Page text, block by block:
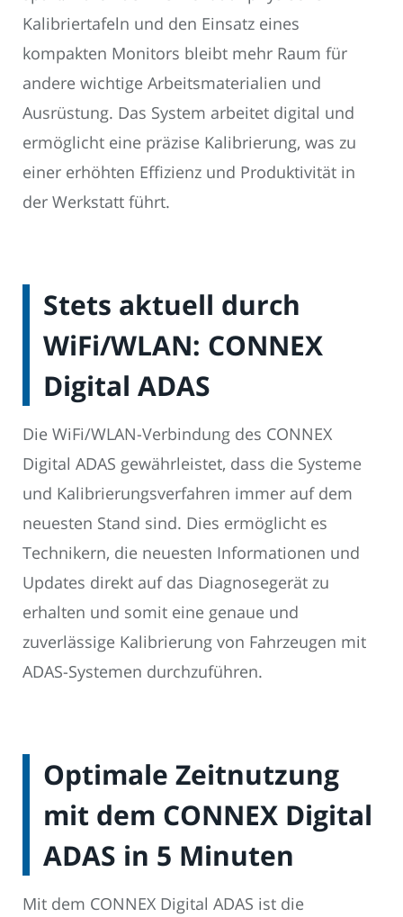
Kalibriertafeln und den Einsatz eines
kompakten Monitors bleibt mehr Raum für
andere wichtige Arbeitsmaterialien und
Ausrüstung. Das System arbeitet digital und
ermöglicht eine präzise Kalibrierung, was zu
einer erhöhten Effizienz und Produktivität in
der Werkstatt führt.
Stets aktuell durch
WiFi/WLAN: CONNEX
Digital ADAS
Die WiFi/WLAN-Verbindung des CONNEX
Digital ADAS gewährleistet, dass die Systeme
und Kalibrierungsverfahren immer auf dem
neuesten Stand sind. Dies ermöglicht es
Technikern, die neuesten Informationen und
Updates direkt auf das Diagnosegerät zu
erhalten und somit eine genaue und
zuverlässige Kalibrierung von Fahrzeugen mit
ADAS-Systemen durchzuführen.
Optimale Zeitnutzung
mit dem CONNEX Digital
ADAS in 5 Minuten
Mit dem CONNEX Digital ADAS ist die